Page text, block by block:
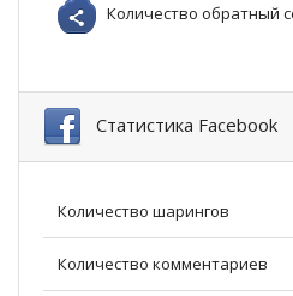
Количество обратный
Статистика Facebook
Количество шарингов
Количество комментариев